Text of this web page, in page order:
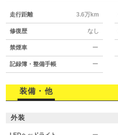
走行距離 3.6万km
修復歴 なし
禁煙車 ー
記録簿・整備手帳 ー
装備・他
外装